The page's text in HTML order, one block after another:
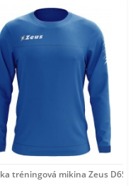
tréningová mikina Zeus